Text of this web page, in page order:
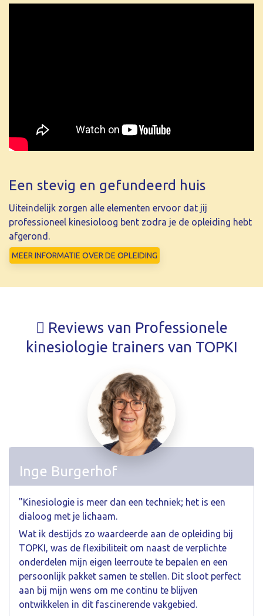
Een stevig en gefundeerd huis
Uiteindelijk zorgen alle elementen ervoor dat jij
professioneel kinesioloog bent zodra je de opleiding hebt
afgerond.
MEER INFORMATIE OVER DE OPLEIDING
Reviews van Professionele
kinesiologie trainers van TOPKI
Inge Burgerhof
"Kinesiologie is meer dan een techniek; het is een
dialoog met je lichaam.
Wat ik destijds zo waardeerde aan de opleiding bij
TOPKI, was de flexibiliteit om naast de verplichte
onderdelen mijn eigen leerroute te bepalen en een
persoonlijk pakket samen te stellen. Dit sloot perfect
aan bij mijn wens om me continu te blijven
ontwikkelen in dit fascinerende vakgebied.